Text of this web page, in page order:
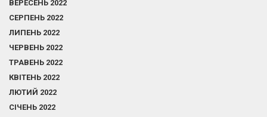
ВЕРЕСЕНЬ 2022
СЕРПЕНЬ 2022
ЛИПЕНЬ 2022
ЧЕРВЕНЬ 2022
ТРАВЕНЬ 2022
КВІТЕНЬ 2022
ЛЮТИЙ 2022
СІЧЕНЬ 2022